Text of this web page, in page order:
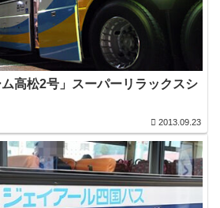
高松2号」スーパーリラックスシ
2013.09.23